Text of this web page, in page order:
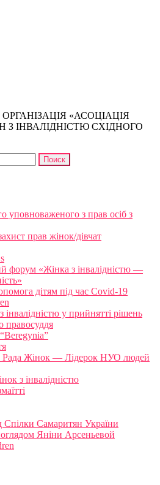
«АСОЦІАЦІЯ
З ІНВАЛІДНІСТЮ СХІДНОГО
уповноваженого з прав осіб з
прав жінок/дівчат
форум «Жінка з інвалідністю —
дітям під час Covid-19
інвалідністю у прийнятті рішень
правосуддя
Рада Жінок — Лідерок НУО людей
з інвалідністю
Спілки Самаритян України
Яніни Арсеньевой